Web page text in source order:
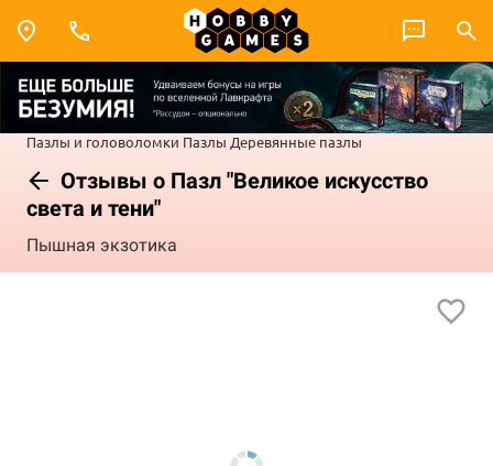
Пазлы и головоломки Пазлы Деревянные пазлы
Отзывы о Пазл "Великое искусство
света и тени"
Пышная экзотика